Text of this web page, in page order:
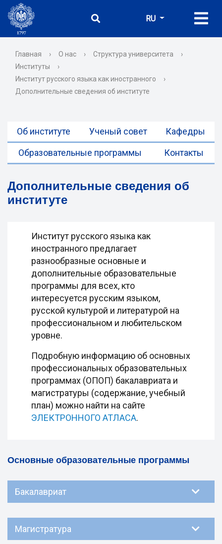
RU
Главная › О нас › Структура университета
›
Институты
›
Институт русского языка как иностранного
›
Дополнительные сведения об институте
Об институте Ученый совет Кафедры
Образовательные программы Контакты
Дополнительные сведения об
институте
Институт русского языка как
иностранного предлагает
разнообразные основные и
дополнительные образовательные
программы для всех, кто
интересуется русским языком,
русской культурой и литературой на
профессиональном и любительском
уровне.
Подробную информацию об основных
профессиональных образовательных
программах (ОПОП) бакалавриата и
магистратуры (содержание, учебный
план) можно найти на сайте
ЭЛЕКТРОННОГО АТЛАСА.
Основные образовательные программы
Бакалавриат
Магистратура